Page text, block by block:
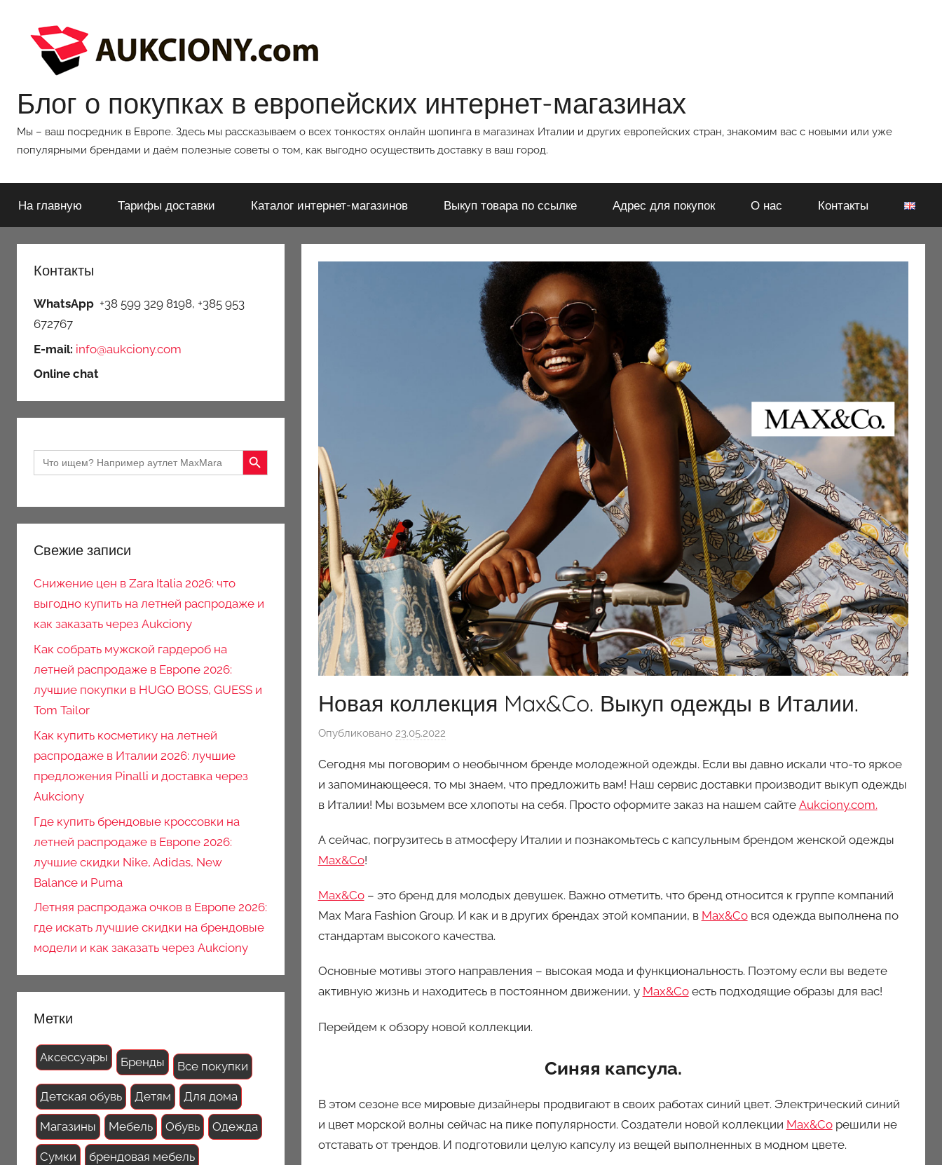
содержимому
Блог о покупках в европейских интернет-магазинах
Мы – ваш посредник в Европе. Здесь мы рассказываем о всех тонкостях онлайн шопинга в магазинах Италии и других европейских стран, знакомим вас с новыми или уже
популярными брендами и даём полезные советы о том, как выгодно осуществить доставку в ваш город.
На главную Тарифы доставки Каталог интернет-магазинов Выкуп товара по ссылке Адрес для покупок О нас Контакты
Новая коллекция Max&Co. Выкуп одежды в Италии.
Опубликовано 23.05.2022
т
о
р
м
k
c
i
n
y
Сегодня мы поговорим о необычном бренде молодежной одежды. Если вы давно искали что-то яркое
и запоминающееся, то мы знаем, что предложить вам! Наш сервис доставки производит выкуп одежды
в Италии! Мы возьмем все хлопоты на себя. Просто оформите заказ на нашем сайте Aukciony.com.
А сейчас, погрузитесь в атмосферу Италии и познакомьтесь с капсульным брендом женской одежды
Max&Co!
Max&Co– это бренд для молодых девушек. Важно отметить, что бренд относится к группе компаний
Max Mara Fashion Group. И как и в других брендах этой компании, в Max&Coвся одежда выполнена по
стандартам высокого качества.
Основные мотивы этого направления – высокая мода и функциональность. Поэтому если вы ведете
активную жизнь и находитесь в постоянном движении, у Max&Coесть подходящие образы для вас!
Перейдем к обзору новой коллекции.
Синяя капсула.
В этом сезоне все мировые дизайнеры продвигают в своих работах синий цвет. Электрический синий
и цвет морской волны сейчас на пике популярности. Создатели новой коллекции Max&Coрешили не
отставать от трендов. И подготовили целую капсулу из вещей выполненных в модном цвете.
Контакты
WhatsApp +38 599 329 8198, +385 953
672767
E-mail: info@aukciony.com
Online chat
Search
for:
Search Button
Свежие записи
Снижение цен в Zara Italia 2026: что
выгодно купить на летней распродаже и
как заказать через Aukciony
Как собрать мужской гардероб на
летней распродаже в Европе 2026:
лучшие покупки в HUGO BOSS, GUESS и
Tom Tailor
Как купить косметику на летней
распродаже в Италии 2026: лучшие
предложения Pinalli и доставка через
Aukciony
Где купить брендовые кроссовки на
летней распродаже в Европе 2026:
лучшие скидки Nike, Adidas, New
Balance и Puma
Летняя распродажа очков в Европе 2026:
где искать лучшие скидки на брендовые
модели и как заказать через Aukciony
Метки
Аксессуары Бренды Все покупки
Детская обувь Детям Для дома
Магазины Мебель Обувь Одежда
Сумки брендовая мебель